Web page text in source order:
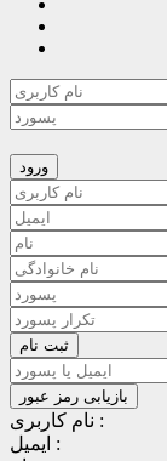
نام کاربری :
ایمیل :